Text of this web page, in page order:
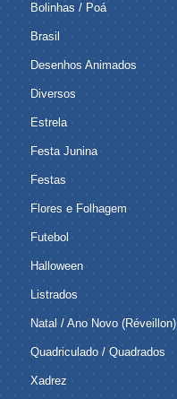
Bolinhas / Poá
Brasil
Desenhos Animados
Diversos
Estrela
Festa Junina
Festas
Flores e Folhagem
Futebol
Halloween
Listrados
Natal / Ano Novo (Réveillon)
Quadriculado / Quadrados
Xadrez